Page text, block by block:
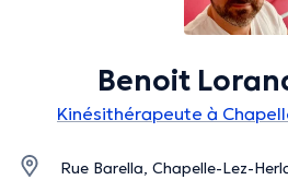
Benoit
Kinésithérapeute à
Rue Barella, Chapelle-Lez-